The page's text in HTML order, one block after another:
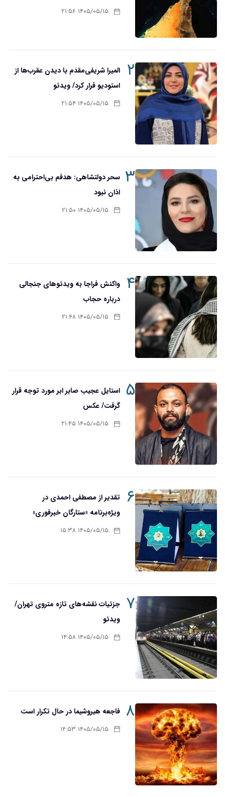
۱۴۰۵/۰۵/۱۵ ۲۱:۵۶
۲
المیرا شریفی‌مقدم با دیدن عقرب‌ها از
استودیو فرار کرد/ ویدئو
۱۴۰۵/۰۵/۱۵ ۲۱:۵۴
۳ سحر دولتشاهی: هدفم بی‌احترامی به
اذان نبود
۱۴۰۵/۰۵/۱۵ ۲۱:۵۰
۴
واکنش فراجا به ویدئوهای جنجالی
درباره حجاب
۱۴۰۵/۰۵/۱۵ ۲۱:۴۸
۵ استایل عجیب صابر ابر مورد توجه قرار
گرفت/ عکس
۱۴۰۵/۰۵/۱۵ ۲۱:۴۵
۶
تقدیر از مصطفی احمدی در
ویژه‌برنامه «ستارگان خبرفوری»
۱۴۰۵/۰۵/۱۵ ۱۵:۳۸
۷ جزئیات نقشه‌های تازه متروی تهران/
ویدئو
۱۴۰۵/۰۵/۱۵ ۱۴:۵۸
۸ فاجعه هیروشیما در حال تکرار است
۱۴۰۵/۰۵/۱۵ ۱۴:۵۳